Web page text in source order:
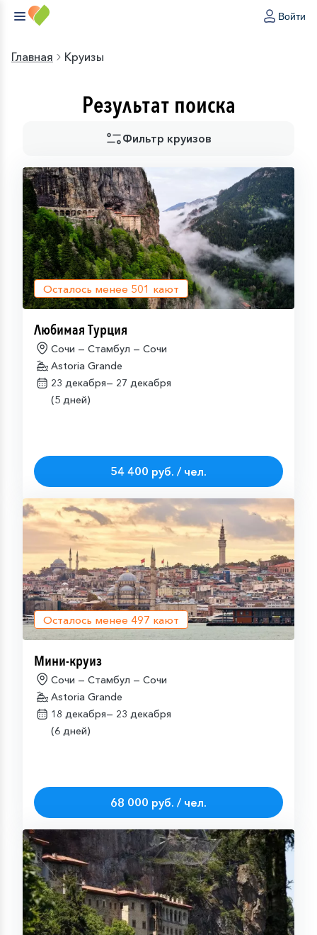
Войти
Главная Круизы
Результат поиска
Фильтр круизов
Осталось менее 501 кают
Любимая Турция
Сочи — Стамбул — Сочи
Astoria Grande
23 декабря— 27 декабря
(5 дней)
54 400 руб. / чел.
Осталось менее 497 кают
Мини-круиз
Сочи — Стамбул — Сочи
Astoria Grande
18 декабря— 23 декабря
(6 дней)
68 000 руб. / чел.